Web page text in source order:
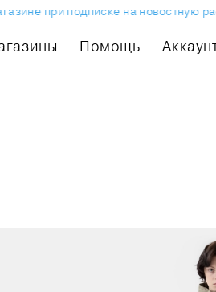
при подписке на новостную
Помощь